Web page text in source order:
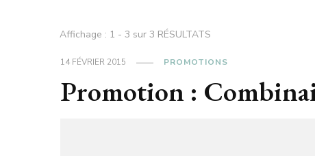
Affichage : 1 - 3 sur 3 RÉSULTATS
14 FÉVRIER 2015 PROMOTIONS
Promotion :